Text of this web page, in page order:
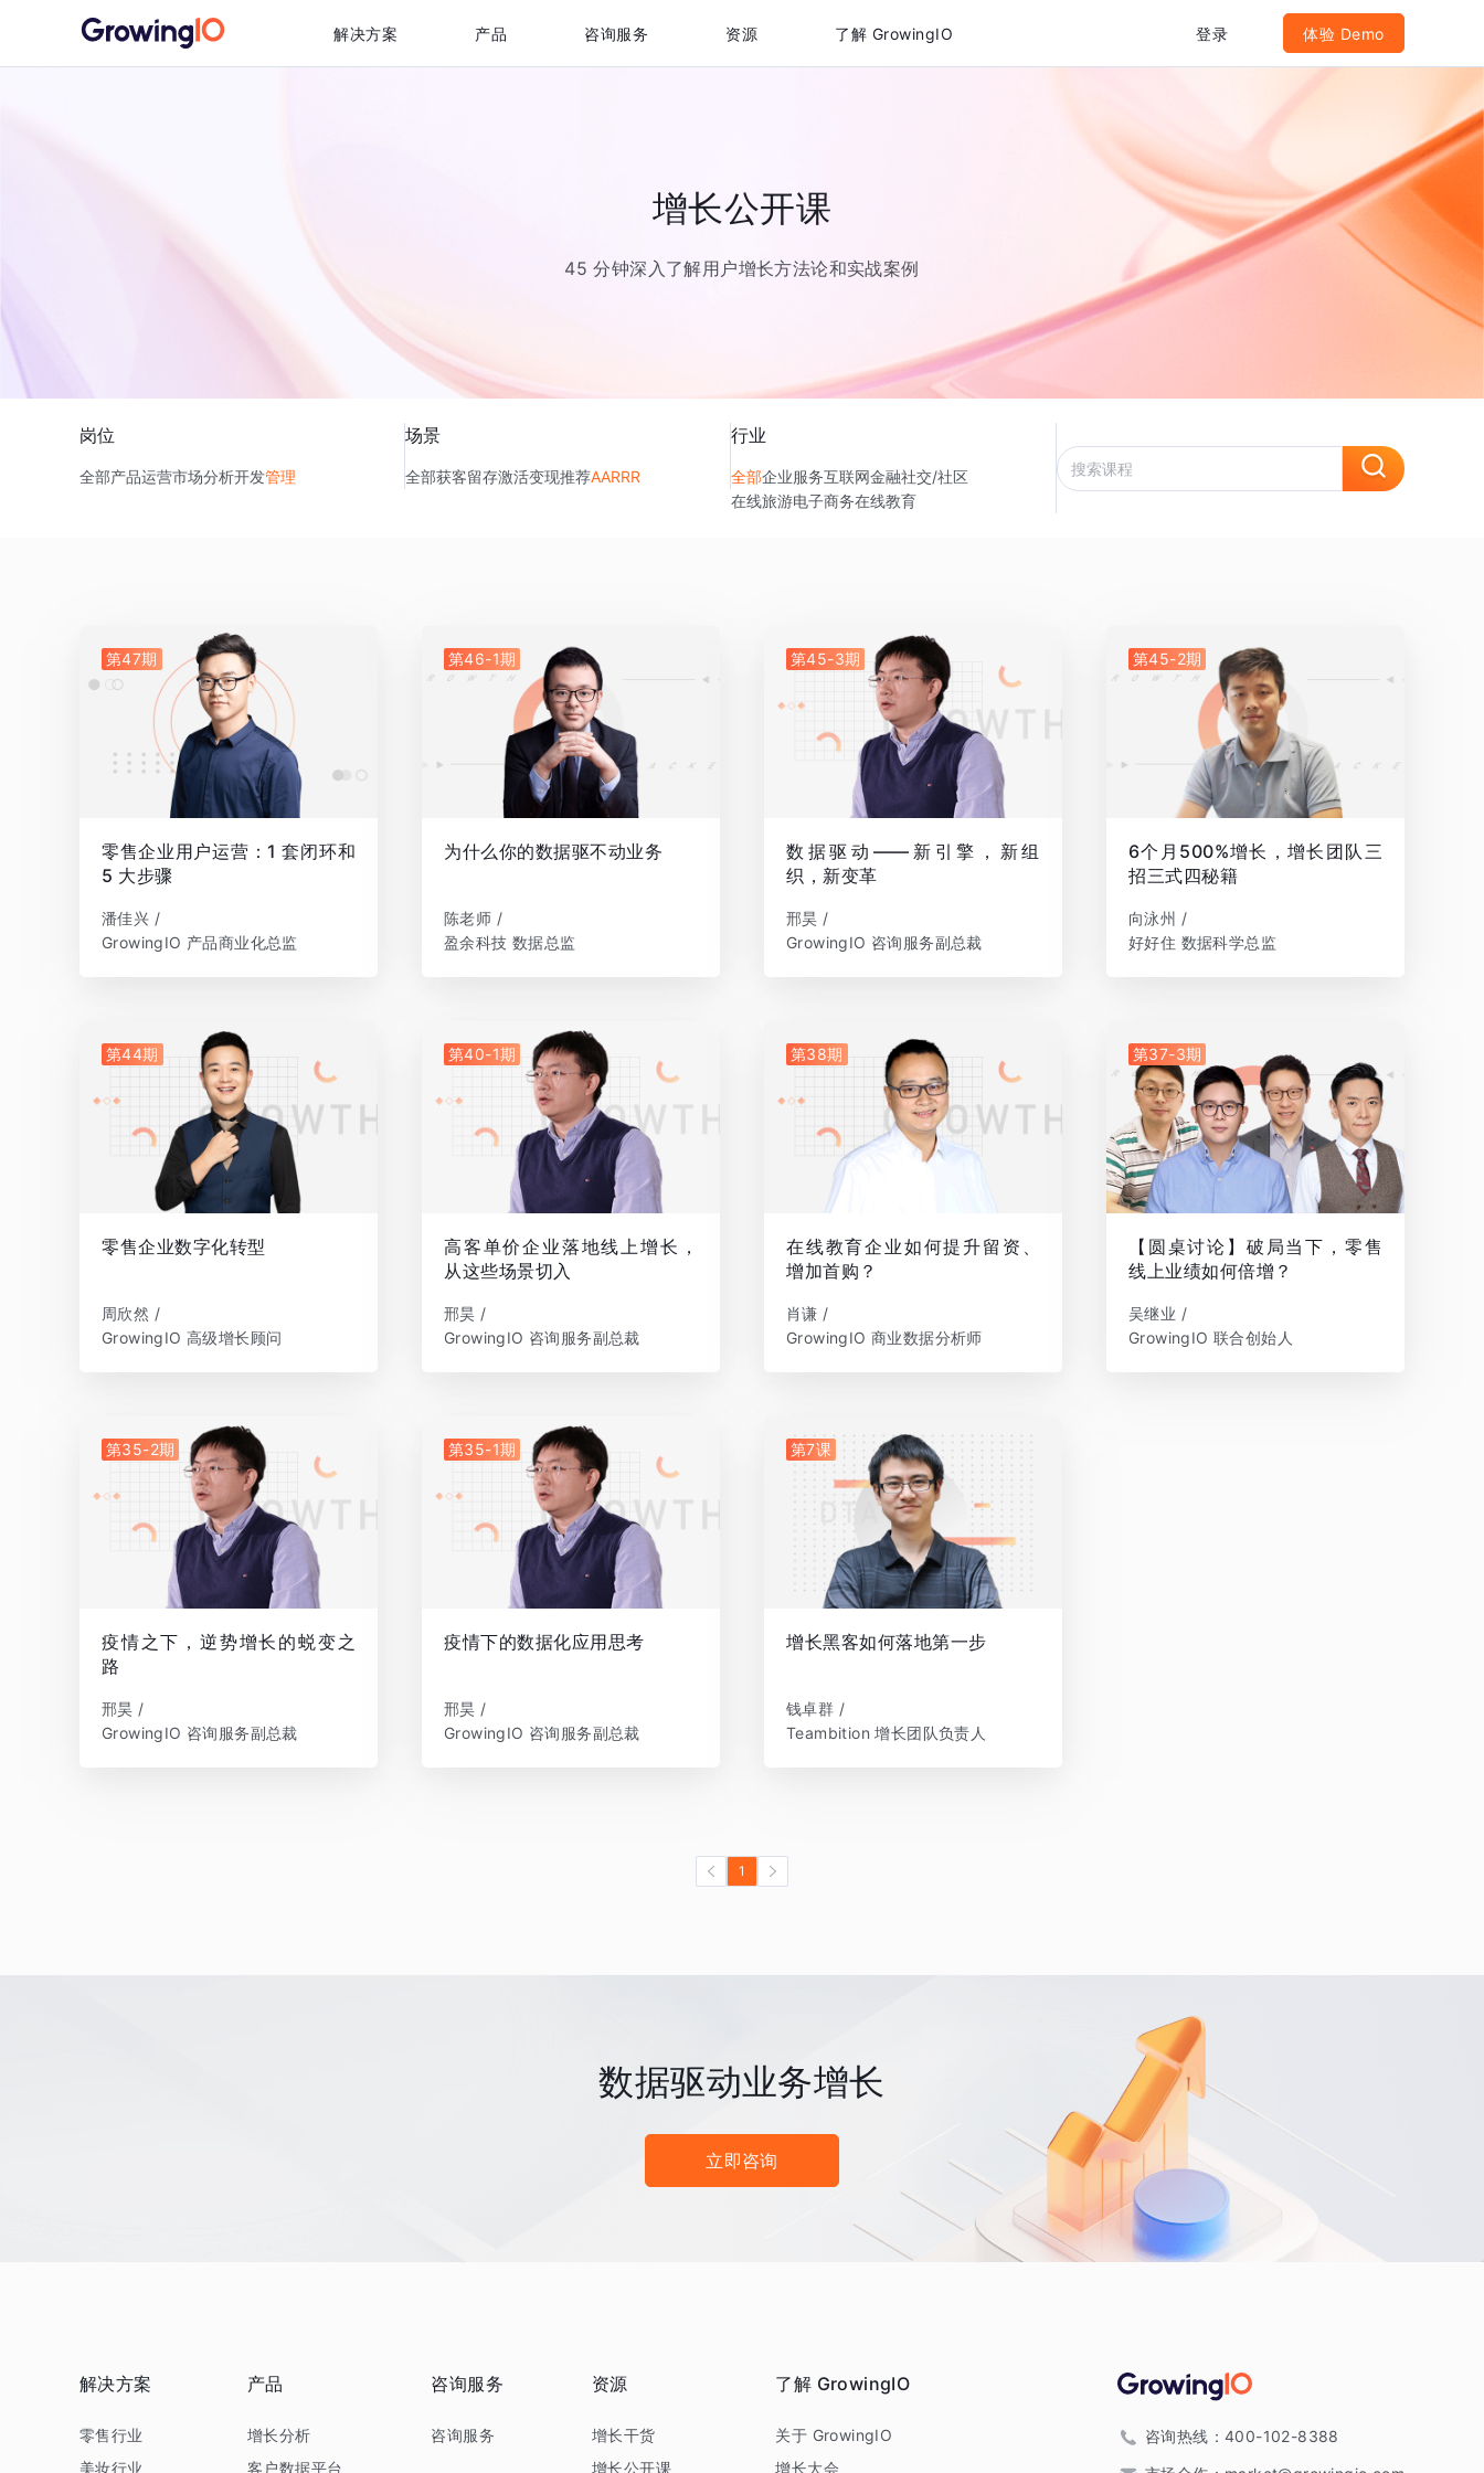
解决方案 产品 咨询服务 资源 了解 GrowingIO 登录 体验 Demo
增长公开课
45 分钟深入了解用户增长方法论和实战案例
岗位
全部产品运营市场分析开发管理
场景
全部获客留存激活变现推荐AARRR
行业
全部企业服务互联网金融社交/社区
在线旅游电子商务在线教育
第47期
零售企业用户运营：1 套闭环和
5 大步骤
潘佳兴 /
GrowingIO 产品商业化总监
第46-1期
为什么你的数据驱不动业务
陈老师 /
盈余科技 数据总监
第45-3期
数据驱动——新引擎，新组
织，新变革
邢昊 /
GrowingIO 咨询服务副总裁
第45-2期
6个月500%增长，增长团队三
招三式四秘籍
向泳州 /
好好住 数据科学总监
第44期
零售企业数字化转型
周欣然 /
GrowingIO 高级增长顾问
第40-1期
高客单价企业落地线上增长，
从这些场景切入
邢昊 /
GrowingIO 咨询服务副总裁
第38期
在线教育企业如何提升留资、
增加首购？
肖谦 /
GrowingIO 商业数据分析师
第37-3期
【圆桌讨论】破局当下，零售
线上业绩如何倍增？
吴继业 /
GrowingIO 联合创始人
第35-2期
疫情之下，逆势增长的蜕变之
路
邢昊 /
GrowingIO 咨询服务副总裁
第35-1期
疫情下的数据化应用思考
邢昊 /
GrowingIO 咨询服务副总裁
第7课
增长黑客如何落地第一步
钱卓群 /
Teambition 增长团队负责人
1
数据驱动业务增长
立即咨询
解决方案
零售行业
美妆行业
产品
增长分析
客户数据平台
咨询服务
咨询服务
资源
增长干货
增长公开课
了解 GrowingIO
关于 GrowingIO
增长大会
咨询热线： 400-102-8388